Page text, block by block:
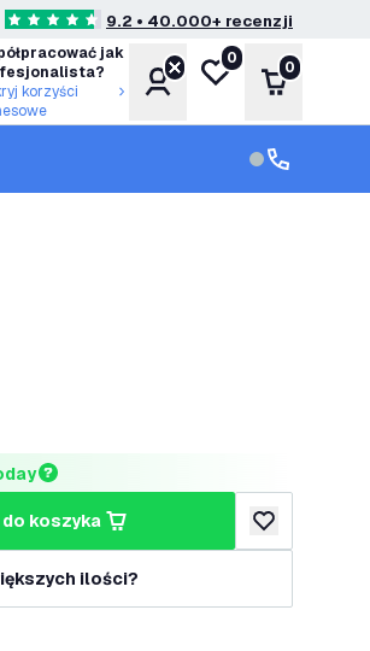
4.6 Gwiazdki oceny9.2 • 40.000+ recenzji
jak
korzyści
KontoMoja lista życzeń
0
Koszyk
0
Obsługa
Obsługa
do koszyka
dodaj do listy
ilości?